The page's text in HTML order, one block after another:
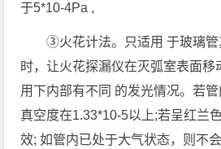
于5*10-4Pa ,
③火花计法。只适用 于玻璃管
时，让火花探漏仪在灭弧室表面移
用下内部有不同 的发光情况。若
真空度在1.33*10-5以上;若呈红兰
效; 如管内已处于大气状态，则不会